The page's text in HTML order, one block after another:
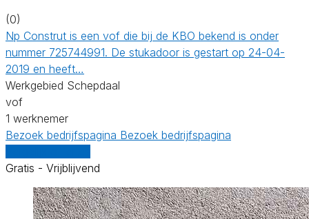
(0)
Np Construt is een vof die bij de KBO bekend is onder
nummer 725744991. De stukadoor is gestart op 24-04-
2019 en heeft…
Werkgebied Schepdaal
vof
1 werknemer
Bezoek bedrijfspagina Bezoek bedrijfspagina
Gratis - Vrijblijvend